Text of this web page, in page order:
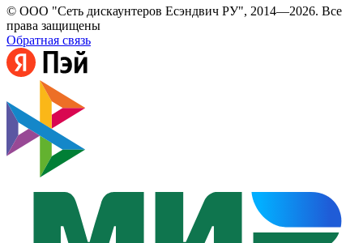
© ООО "Сеть дискаунтеров Есэндвич РУ", 2014—2026. Все
права защищены
Обратная связь